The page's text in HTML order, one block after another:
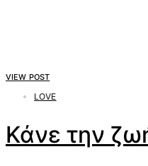
VIEW POST
LOVE
Κάνε την